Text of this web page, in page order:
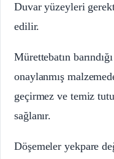
Duvar yüzeyleri
edilir.
Mürettebatın
onaylanmış
geçirmez ve temiz
sağlanır.
Döşemeler yekpare